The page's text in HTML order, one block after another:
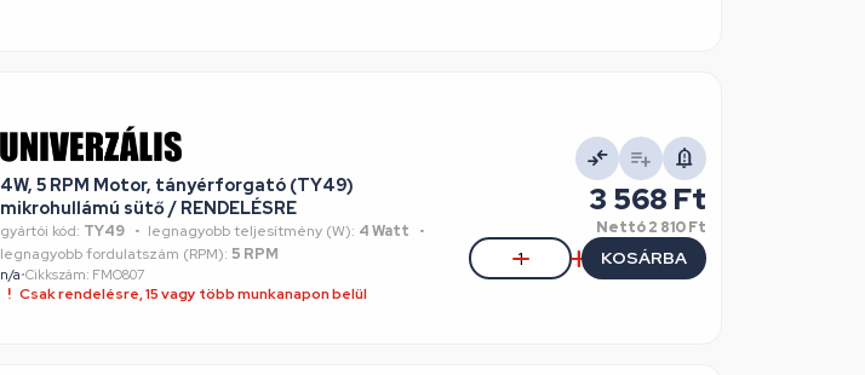
4W, 5 RPM Motor, tányérforgató (TY49)
mikrohullámú sütő / RENDELÉSRE
gyártói kód: TY49 legnagyobb teljesítmény (W): 4 Watt
legnagyobb fordulatszám (RPM): 5 RPM
n/a•Cikkszám: FMO807
Csak rendelésre, 15 vagy több munkanapon belül
3 568 Ft
Nettó2 810 Ft
KOSÁRBA